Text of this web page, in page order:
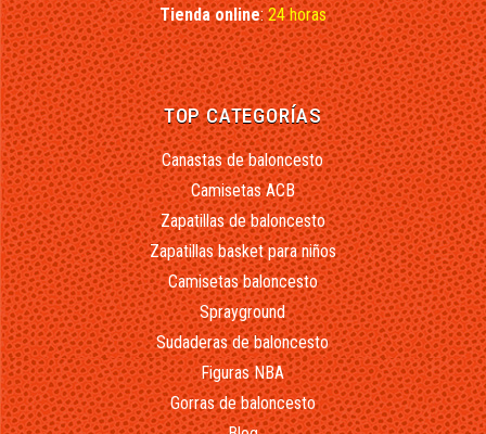
Tienda online:24 horas
TOP CATEGORÍAS
Canastas de baloncesto
Camisetas ACB
Zapatillas de baloncesto
Zapatillas basket para niños
Camisetas baloncesto
Sprayground
Sudaderas de baloncesto
Figuras NBA
Gorras de baloncesto